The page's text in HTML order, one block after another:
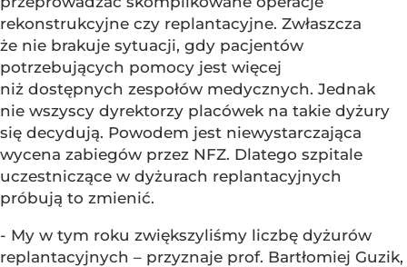
rekonstrukcyjne czy replantacyjne. Zwłaszcza
że nie brakuje sytuacji, gdy pacjentów
potrzebujących pomocy jest więcej
niż dostępnych zespołów medycznych. Jednak
nie wszyscy dyrektorzy placówek na takie dyżury
się decydują. Powodem jest niewystarczająca
wycena zabiegów przez NFZ. Dlatego szpitale
uczestniczące w dyżurach replantacyjnych
próbują to zmienić.
- My w tym roku zwiększyliśmy liczbę dyżurów
replantacyjnych – przyznaje prof. Bartłomiej Guzik,